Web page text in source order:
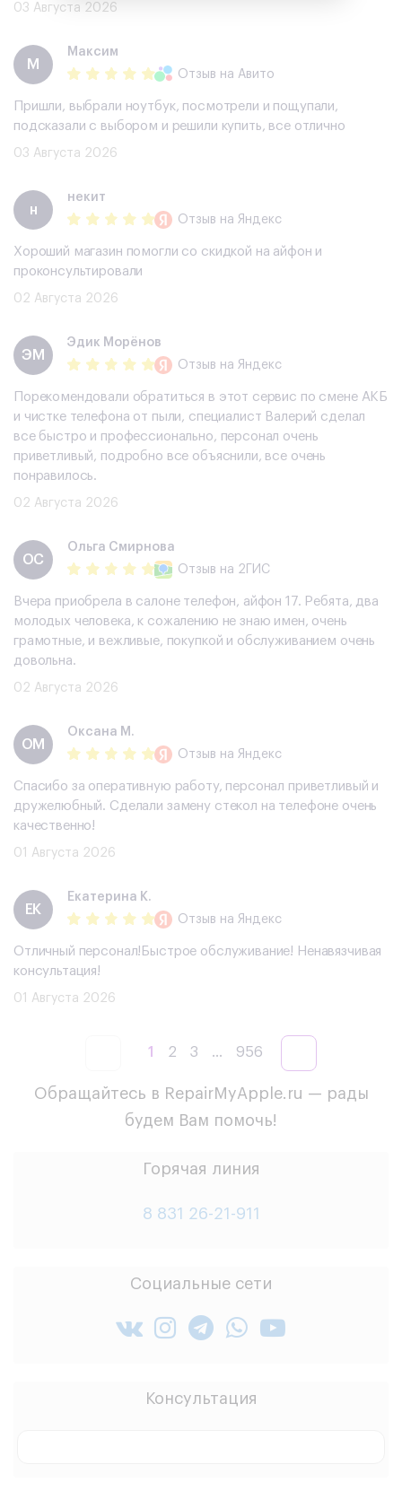
03 Августа 2026
М
Максим
Отзыв на Авито
Пришли, выбрали ноутбук, посмотрели и пощупали,
подсказали с выбором и решили купить, все отлично
03 Августа 2026
н
некит
Отзыв на Яндекс
Хороший магазин помогли со скидкой на айфон и
проконсультировали
02 Августа 2026
ЭМ
Эдик Морёнов
Отзыв на Яндекс
Порекомендовали обратиться в этот сервис по смене АКБ
и чистке телефона от пыли, специалист Валерий сделал
все быстро и профессионально, персонал очень
приветливый, подробно все объяснили, все очень
понравилось.
02 Августа 2026
ОС
Ольга Смирнова
Отзыв на 2ГИС
Вчера приобрела в салоне телефон, айфон 17. Ребята, два
молодых человека, к сожалению не знаю имен, очень
грамотные, и вежливые, покупкой и обслуживанием очень
довольна.
02 Августа 2026
ОМ
Оксана М.
Отзыв на Яндекс
Спасибо за оперативную работу, персонал приветливый и
дружелюбный. Сделали замену стекол на телефоне очень
качественно!
01 Августа 2026
ЕК
Екатерина К.
Отзыв на Яндекс
Отличный персонал!Быстрое обслуживание! Ненавязчивая
консультация!
01 Августа 2026
1 2 3 ... 956
Обращайтесь в RepairMyApple.ru — рады
будем Вам помочь!
Горячая линия
8 831 26-21-911
Социальные сети
Консультация